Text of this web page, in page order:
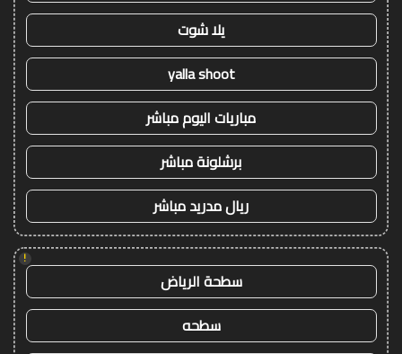
يلا شوت
yalla shoot
مباريات اليوم مباشر
برشلونة مباشر
ريال مدريد مباشر
!
سطحة الرياض
سطحه